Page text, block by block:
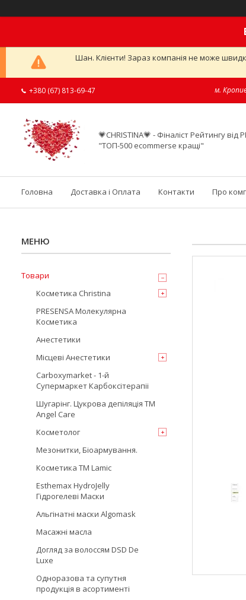
Шан. Клієнти! Зараз компанія не може
+380 (67) 813-69-47 м.
💗CHRISTINA💗 - Фіналіст Рейтингу від
"ТОП-500 ecommerse кращі"
Головна Доставка і Оплата Контакти Про
Товари
Косметика Christina
PRESENSA Молекулярна
Косметика
Анестетики
Місцеві Анестетики
Carboxymarket - 1-й
Супермаркет Карбоксітерапіі
Шугарінг. Цукрова депіляція TM
Angel Care
Косметолог
Мезонитки, Біоармування.
Косметика TM Lamic
Esthemax HydroJelly
Гідрогелеві Маски
Альгінатні маски Algomask
Масажні масла
Догляд за волоссям DSD De
Luxe
Одноразова та супутня
продукція в асортименті